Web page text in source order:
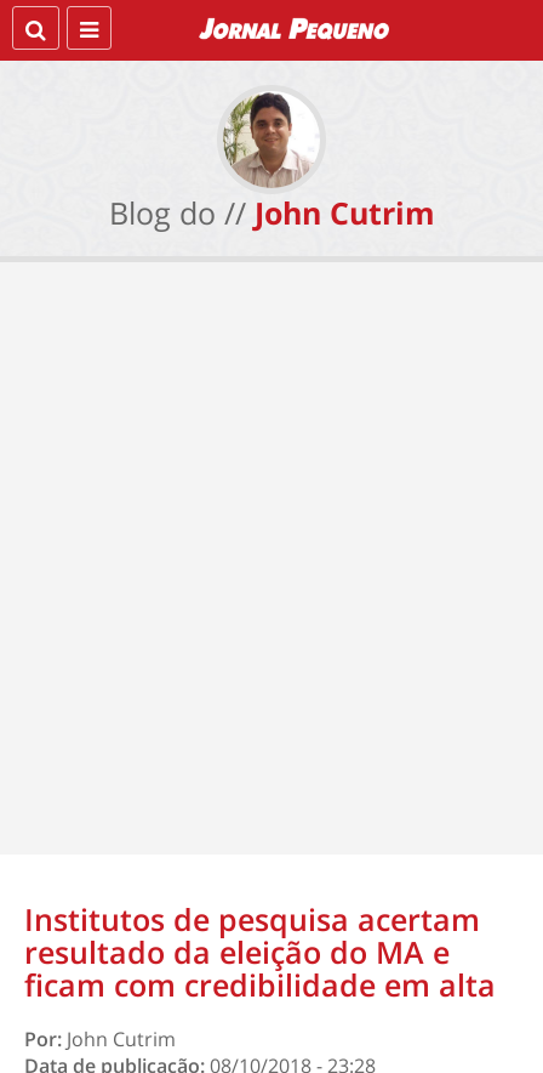
Blog do // John Cutrim
Institutos de pesquisa acertam
resultado da eleição do MA e
ficam com credibilidade em alta
Por: John Cutrim
Data de publicação:08/10/2018 - 23:28